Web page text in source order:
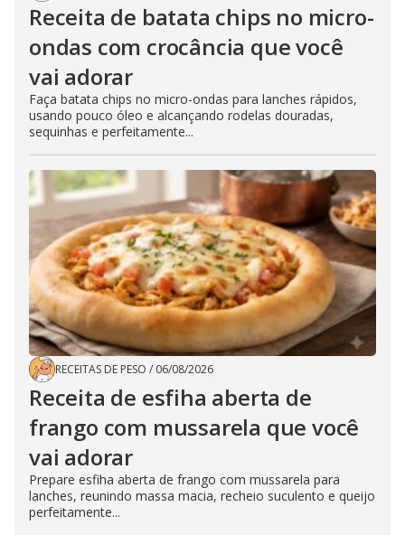
Receita de batata chips no micro-
ondas com crocância que você
vai adorar
Faça batata chips no micro-ondas para lanches rápidos,
usando pouco óleo e alcançando rodelas douradas,
sequinhas e perfeitamente...
RECEITAS DE PESO / 06/08/2026
Receita de esfiha aberta de
frango com mussarela que você
vai adorar
Prepare esfiha aberta de frango com mussarela para
lanches, reunindo massa macia, recheio suculento e queijo
perfeitamente...